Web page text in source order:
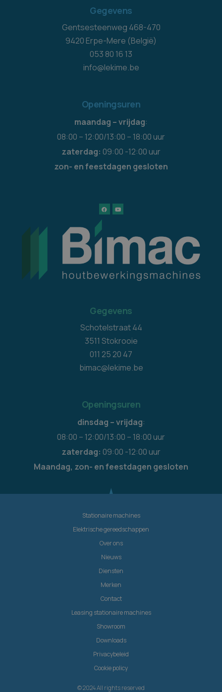
Gegevens
Gentsesteenweg 468-470
9420 Erpe-Mere (België)
053 80 16 13
info@lekime.be
Openingsuren
maandag – vrijdag:
08:00 – 12:00/13:00 – 18:00 uur
zaterdag: 09:00 -12:00 uur
zon- en feestdagen gesloten
Gegevens
Schotelstraat 44
3511 Stokrooie
011 25 20 47
bimac@lekime.be
Openingsuren
dinsdag – vrijdag:
08:00 – 12:00/13:00 – 18:00 uur
zaterdag: 09:00 -12:00 uur
Maandag, zon- en feestdagen gesloten
Stationaire machines
Elektrische gereedschappen
Over ons
Nieuws
Diensten
Merken
Contact
Leasing stationaire machines
Showroom
Downloads
Privacybeleid
Cookie policy
© 2024 All rights reserved